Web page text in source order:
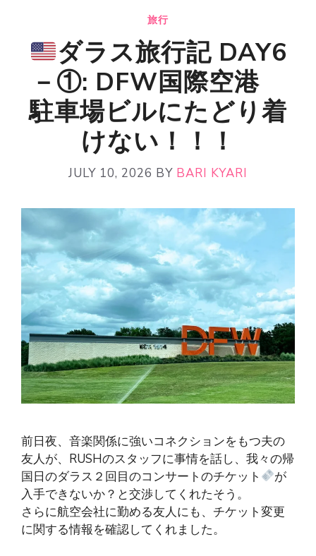
旅行
ダラス旅行記 DAY6
－①: DFW国際空港
駐車場ビルにたどり着
けない！！！
JULY 10, 2026 BY BARI KYARI
前日夜、音楽関係に強いコネクションをもつ夫の
友人が、RUSHのスタッフに事情を話し、我々の帰
国日のダラス２回目のコンサートのチケット
が
入手できないか？と交渉してくれたそう。
さらに航空会社に勤める友人にも、チケット変更
に関する情報を確認してくれました。